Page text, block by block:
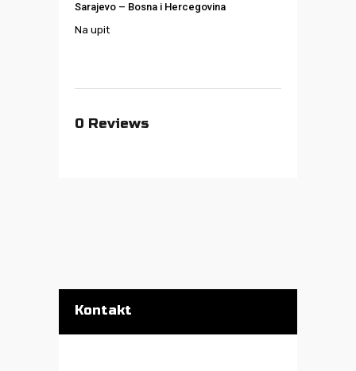
Sarajevo – Bosna i Hercegovina
Na upit
0 Reviews
Kontakt